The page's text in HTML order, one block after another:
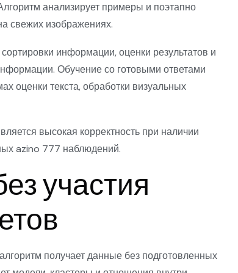
анализирует примеры и поэтапно
свежих изображениях.
информации, оценки результатов и
Обучение со готовыми ответами
оценки текста, обработки визуальных
высокая корректность при наличии
azino 777 наблюдений.
участия
получает данные без подготовленных